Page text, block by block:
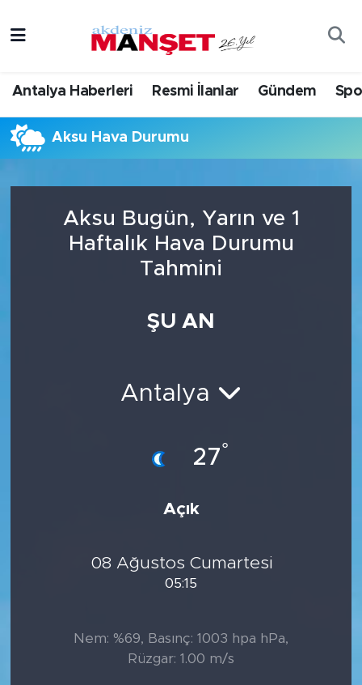
Antalya Haberleri Resmi İlanlar Gündem
Aksu Hava Durumu
Aksu Bugün, Yarın ve 1
Haftalık Hava Durumu
Tahmini
ŞU AN
Antalya
27°
Açık
08 Ağustos Cumartesi
05:15
Nem: %69, Basınç: 1003 hpa hPa,
Rüzgar: 1.00 m/s
Bilim & Teknoloji
Eğitim
Ekonomi
Güncel
Turizm
Antalya Hava Durumu
Antalya Namaz Vakitleri
Antalya Trafik Yoğunluk Haritası
Süper Lig Puan Durumu ve Fikstür
Tüm Manşetler